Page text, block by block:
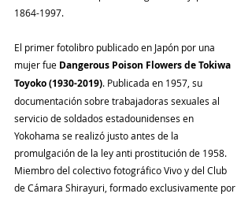
1864-1997.
El primer fotolibro publicado en Japón por una
mujer fue Dangerous Poison Flowers de Tokiwa
Toyoko (1930-2019). Publicada en 1957, su
documentación sobre trabajadoras sexuales al
servicio de soldados estadounidenses en
Yokohama se realizó justo antes de la
promulgación de la ley anti prostitución de 1958.
Miembro del colectivo fotográfico Vivo y del Club
de Cámara Shirayuri, formado exclusivamente por